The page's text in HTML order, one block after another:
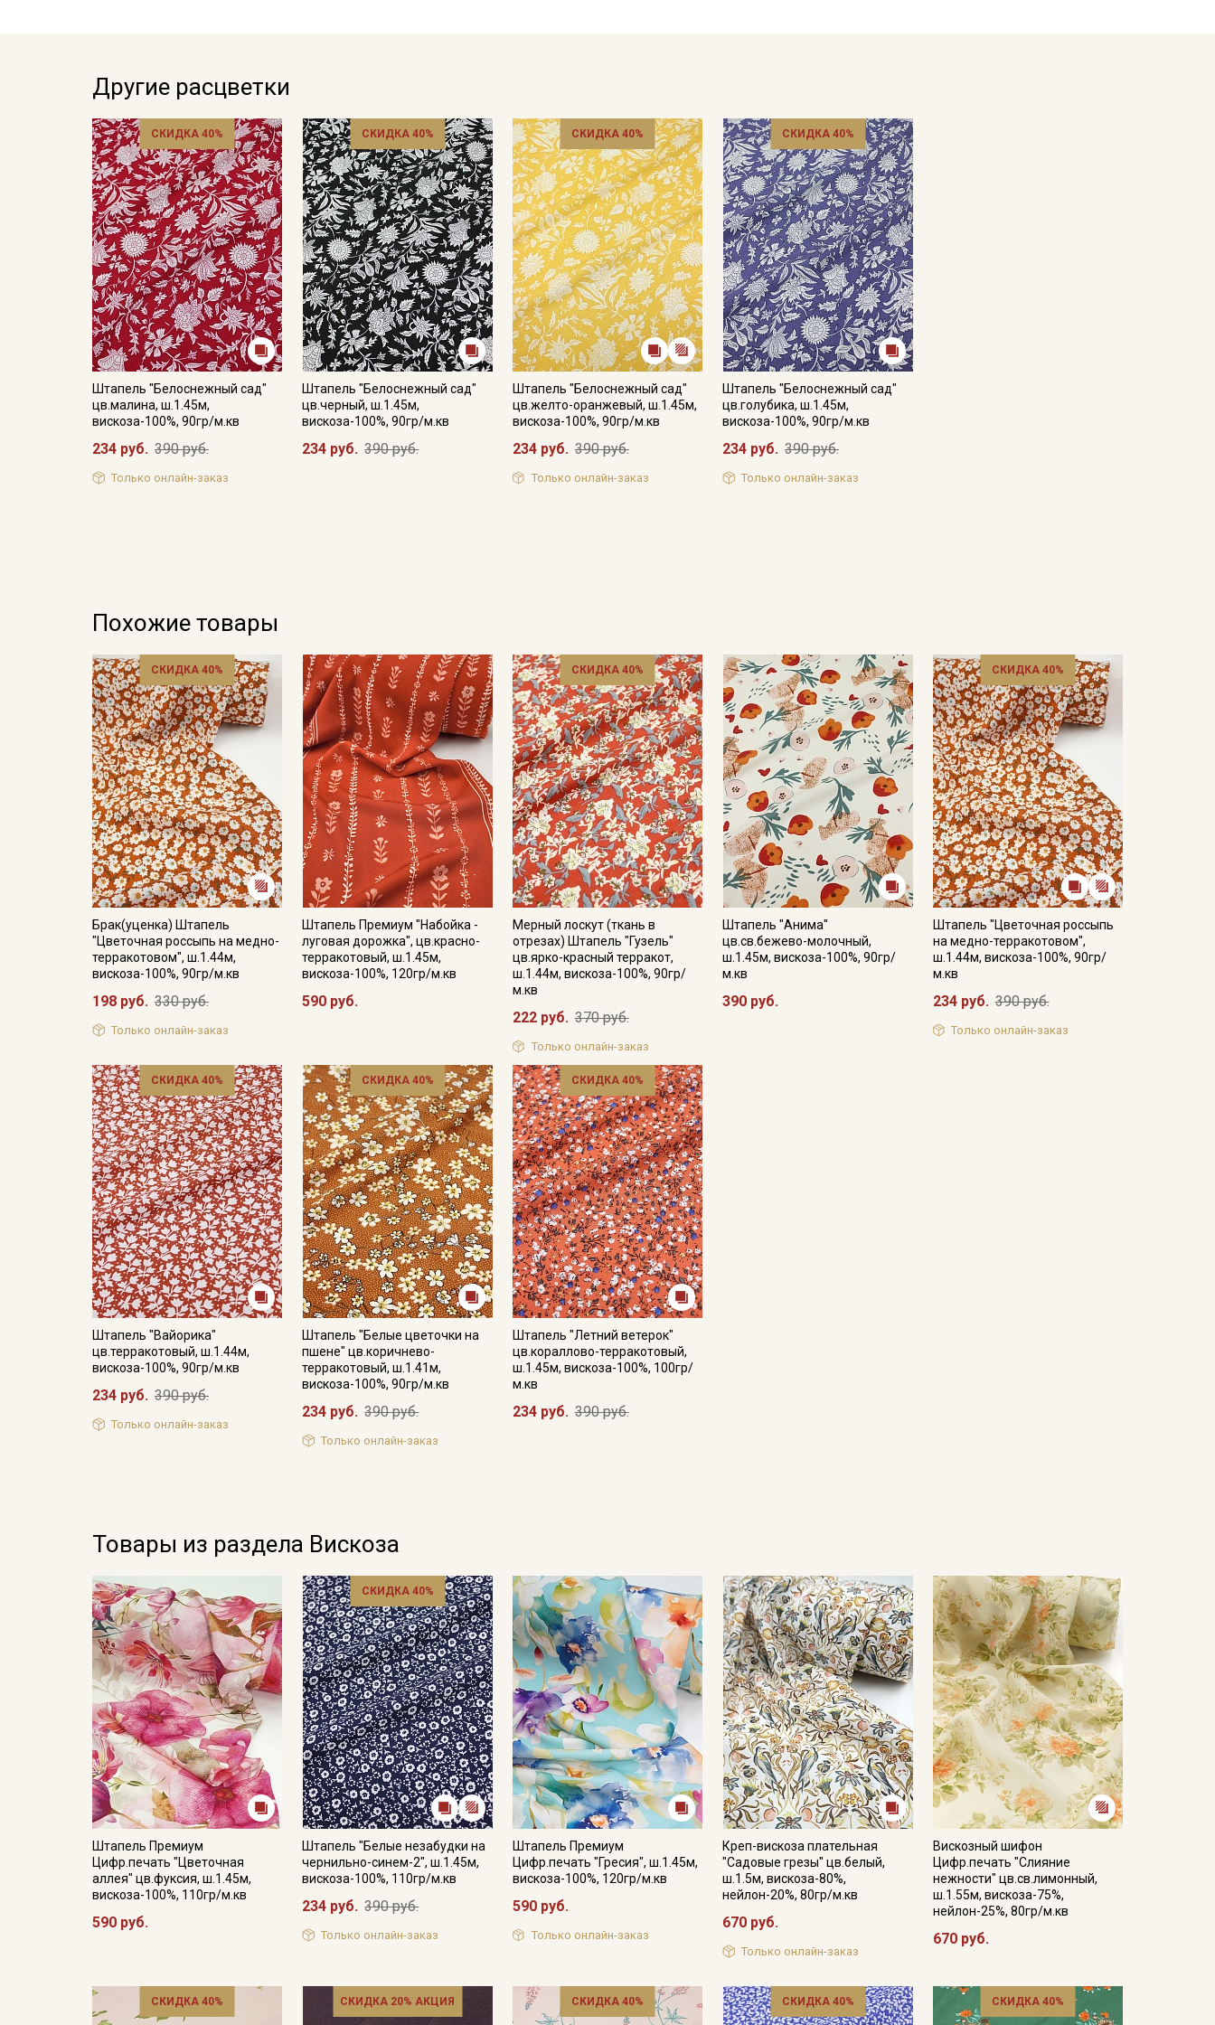
Другие расцветки
СКИДКА 40%
Штапель "Белоснежный сад"
цв.малина, ш.1.45м,
вискоза-100%, 90гр/м.кв
234 руб. 390 руб.
Только онлайн-заказ
СКИДКА 40%
Штапель "Белоснежный сад"
цв.черный, ш.1.45м,
вискоза-100%, 90гр/м.кв
234 руб. 390 руб.
СКИДКА 40%
Штапель "Белоснежный сад"
цв.желто-оранжевый, ш.1.45м,
вискоза-100%, 90гр/м.кв
234 руб. 390 руб.
Только онлайн-заказ
СКИДКА 40%
Штапель "Белоснежный сад"
цв.голубика, ш.1.45м,
вискоза-100%, 90гр/м.кв
234 руб. 390 руб.
Только онлайн-заказ
Похожие товары
СКИДКА 40%
Брак(уценка) Штапель
"Цветочная россыпь на медно-
терракотовом", ш.1.44м,
вискоза-100%, 90гр/м.кв
198 руб. 330 руб.
Только онлайн-заказ
Штапель Премиум "Набойка -
луговая дорожка", цв.красно-
терракотовый, ш.1.45м,
вискоза-100%, 120гр/м.кв
590 руб.
СКИДКА 40%
Мерный лоскут (ткань в
отрезах) Штапель "Гузель"
цв.ярко-красный терракот,
ш.1.44м, вискоза-100%, 90гр/
м.кв
222 руб. 370 руб.
Только онлайн-заказ
Штапель "Анима"
цв.св.бежево-молочный,
ш.1.45м, вискоза-100%, 90гр/
м.кв
390 руб.
СКИДКА 40%
Штапель "Цветочная россыпь
на медно-терракотовом",
ш.1.44м, вискоза-100%, 90гр/
м.кв
234 руб. 390 руб.
Только онлайн-заказ
СКИДКА 40%
Штапель "Вайорика"
цв.терракотовый, ш.1.44м,
вискоза-100%, 90гр/м.кв
234 руб. 390 руб.
Только онлайн-заказ
СКИДКА 40%
Штапель "Белые цветочки на
пшене" цв.коричнево-
терракотовый, ш.1.41м,
вискоза-100%, 90гр/м.кв
234 руб. 390 руб.
Только онлайн-заказ
СКИДКА 40%
Штапель "Летний ветерок"
цв.кораллово-терракотовый,
ш.1.45м, вискоза-100%, 100гр/
м.кв
234 руб. 390 руб.
Товары из раздела Вискоза
Штапель Премиум
Цифр.печать "Цветочная
аллея" цв.фуксия, ш.1.45м,
вискоза-100%, 110гр/м.кв
590 руб.
СКИДКА 40%
Штапель "Белые незабудки на
чернильно-синем-2", ш.1.45м,
вискоза-100%, 110гр/м.кв
234 руб. 390 руб.
Только онлайн-заказ
Штапель Премиум
Цифр.печать "Гресия", ш.1.45м,
вискоза-100%, 120гр/м.кв
590 руб.
Только онлайн-заказ
Креп-вискоза плательная
"Садовые грезы" цв.белый,
ш.1.5м, вискоза-80%,
нейлон-20%, 80гр/м.кв
670 руб.
Только онлайн-заказ
Вискозный шифон
Цифр.печать "Слияние
нежности" цв.св.лимонный,
ш.1.55м, вискоза-75%,
нейлон-25%, 80гр/м.кв
670 руб.
СКИДКА 40% СКИДКА 20% АКЦИЯ СКИДКА 40% СКИДКА 40% СКИДКА 40%
Купава
Мы публикуем здесь дополнительные
промокоды и скидки до 30% на узкие
категории тканей
Электронная почта
Подписаться
Ознакомлен(а) сПолитикой обработки персональных
данных
и даюСогласие на обработку персональных
Согласие на получение рекламных и
информационных рассылок